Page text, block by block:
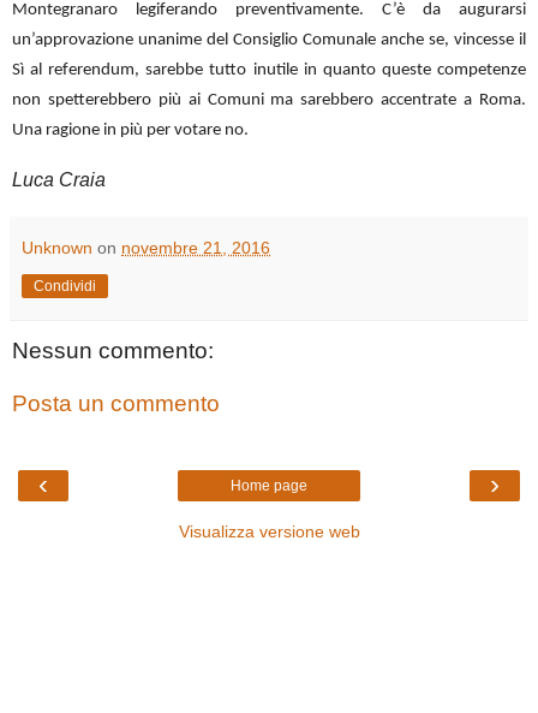
Montegranaro legiferando preventivamente. C’è da augurarsi
un’approvazione unanime del Consiglio Comunale anche se, vincesse il
Sì al referendum, sarebbe tutto inutile in quanto queste competenze
non spetterebbero più ai Comuni ma sarebbero accentrate a Roma.
Una ragione in più per votare no.
Luca Craia
Unknown on novembre 21, 2016
Condividi
Nessun commento:
Posta un commento
‹ ›
Home page
Visualizza versione web